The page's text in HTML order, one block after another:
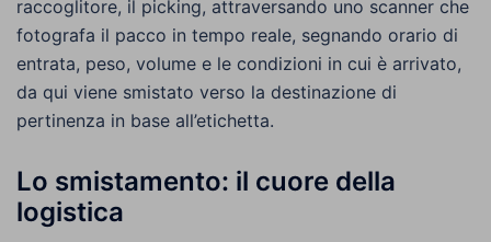
raccoglitore, il picking, attraversando uno scanner che
fotografa il pacco in tempo reale, segnando orario di
entrata, peso, volume e le condizioni in cui è arrivato,
da qui viene smistato verso la destinazione di
pertinenza in base all’etichetta.
Lo smistamento: il cuore della
logistica